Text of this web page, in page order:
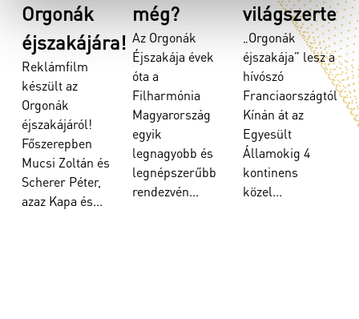
Orgonák
éjszakájára!
Reklámfilm
készült az
Orgonák
éjszakájáról!
Főszerepben
Mucsi Zoltán és
Scherer Péter,
azaz Kapa és...
még?
Az Orgonák
Éjszakája évek
óta a
Filharmónia
Magyarország
egyik
legnagyobb és
legnépszerűbb
rendezvén...
világszerte
„Orgonák
éjszakája” lesz a
hívószó
Franciaországtól
Kínán át az
Egyesült
Államokig 4
kontinens
közel...